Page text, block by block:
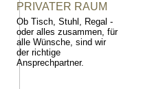
PRIVATER RAUM
Ob Tisch, Stuhl, Regal -
oder alles zusammen, für
alle Wünsche, sind wir
der richtige
Ansprechpartner.